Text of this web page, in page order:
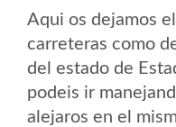
Aqui os dejamos
carreteras como
del estado de
podeis ir
alejaros en el